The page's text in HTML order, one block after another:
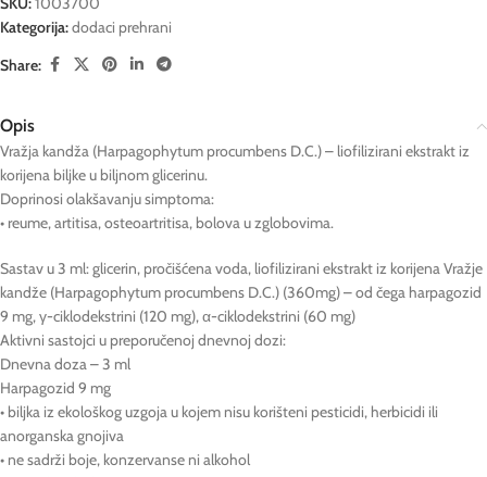
Kategorija:dodaci prehrani
Share:
Opis
Vražja kandža (Harpagophytum procumbens D.C.) – liofilizirani ekstrakt iz
korijena biljke u biljnom glicerinu.
Doprinosi olakšavanju simptoma:
• reume, artitisa, osteoartritisa, bolova u zglobovima.
Sastav u 3 ml: glicerin, pročišćena voda, liofilizirani ekstrakt iz korijena Vražje
kandže (Harpagophytum procumbens D.C.) (360mg) – od čega harpagozid
9 mg, γ-ciklodekstrini (120 mg), α-ciklodekstrini (60 mg)
Aktivni sastojci u preporučenoj dnevnoj dozi:
Dnevna doza – 3 ml
Harpagozid 9 mg
• biljka iz ekološkog uzgoja u kojem nisu korišteni pesticidi, herbicidi ili
anorganska gnojiva
• ne sadrži boje, konzervanse ni alkohol